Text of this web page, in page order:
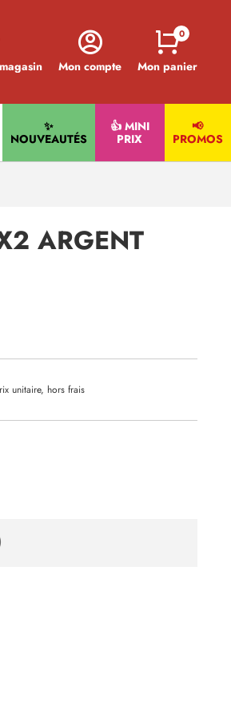
Mon compte Mon panier
0
✨
NOUVEAUTÉS
👍 MINI
PRIX
📢
PROMOS
ARGENT
unitaire, hors frais